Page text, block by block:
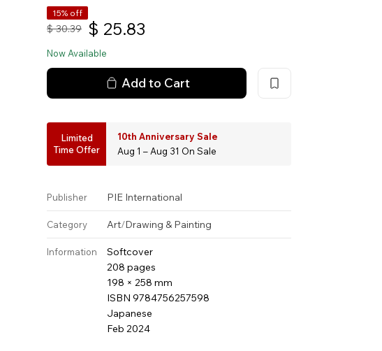
15% off
$ 30.39 $ 25.83
Now Available
Add to Cart
Limited
Time Offer
10th Anniversary Sale
Aug 1 – Aug 31 On Sale
Publisher PIE International
Category Art/Drawing & Painting
Information
Softcover
208 pages
198 × 258 mm
ISBN 9784756257598
Japanese
Feb 2024